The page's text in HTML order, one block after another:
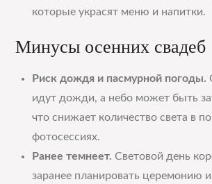
которые украсят меню и напитки.
Минусы осенних свадеб
Риск дождя и пасмурной погоды.
идут дожди, а небо может быть
что снижает количество света в
фотосессиях.
Ранее темнеет. Световой день
заранее планировать церемонию и